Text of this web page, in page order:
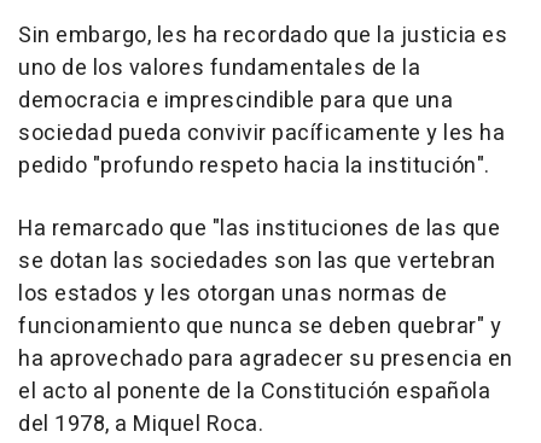
Sin embargo, les ha recordado que la justicia es
uno de los valores fundamentales de la
democracia e imprescindible para que una
sociedad pueda convivir pacíficamente y les ha
pedido "profundo respeto hacia la institución".
Ha remarcado que "las instituciones de las que
se dotan las sociedades son las que vertebran
los estados y les otorgan unas normas de
funcionamiento que nunca se deben quebrar" y
ha aprovechado para agradecer su presencia en
el acto al ponente de la Constitución española
del 1978, a Miquel Roca.